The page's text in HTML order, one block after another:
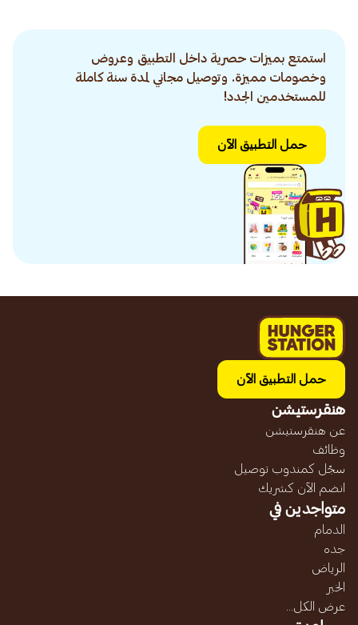
استمتع بميزات حصرية داخل التطبيق وعروض
وخصومات مميزة. وتوصيل مجاني لمدة سنة كاملة
للمستخدمين الجدد!
حمل التطبيق الآن
حمل التطبيق الآن
هنقرستيشن
عن هنقرستيشن
وظائف
سجّل كمندوب توصيل
انضم الآن كشريك
متواجدين في
الدمام
جده
الرياض
الخبر
عرض الكل...